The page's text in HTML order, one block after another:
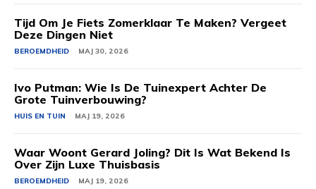
Tijd Om Je Fiets Zomerklaar Te Maken? Vergeet
Deze Dingen Niet
BEROEMDHEID MAJ 30, 2026
Ivo Putman: Wie Is De Tuinexpert Achter De
Grote Tuinverbouwing?
HUIS EN TUIN MAJ 19, 2026
Waar Woont Gerard Joling? Dit Is Wat Bekend Is
Over Zijn Luxe Thuisbasis
BEROEMDHEID MAJ 19, 2026